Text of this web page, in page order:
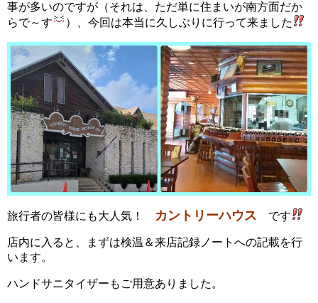
事が多いのですが（それは、ただ単に住まいが南方面だか
らで～す
）、今回は本当に久しぶりに行って来ました
旅行者の皆様にも大人気！ カントリーハウス です
店内に入ると、まずは検温＆来店記録ノートへの記載を行
います。
ハンドサニタイザーもご用意ありました。